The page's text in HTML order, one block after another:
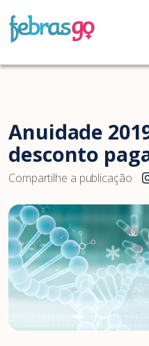
Anuidade
desconto
Compartilhe a publicação